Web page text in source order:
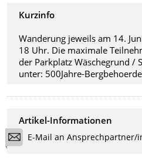
Kurzinfo
Wanderung jeweils am 14.
18 Uhr. Die maximale
der Parkplatz Wäschegrund /
unter: 500Jahre-
Artikel-Informationen
E-Mail an Ansprechpartner/